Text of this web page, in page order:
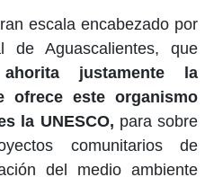
escala encabezado por
de Aguascalientes, que
justamente la
ofrece este organismo
la UNESCO, para sobre
comunitarios de
del medio ambiente